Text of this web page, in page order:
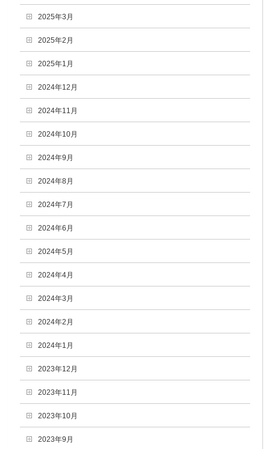
2025年3月
2025年2月
2025年1月
2024年12月
2024年11月
2024年10月
2024年9月
2024年8月
2024年7月
2024年6月
2024年5月
2024年4月
2024年3月
2024年2月
2024年1月
2023年12月
2023年11月
2023年10月
2023年9月